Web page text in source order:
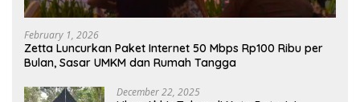
February 1, 2026
Zetta Luncurkan Paket Internet 50 Mbps Rp100 Ribu per
Bulan, Sasar UMKM dan Rumah Tangga
December 22, 2025